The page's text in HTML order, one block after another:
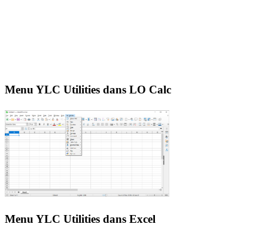
Menu YLC Utilities dans LO Calc
Menu YLC Utilities dans Excel